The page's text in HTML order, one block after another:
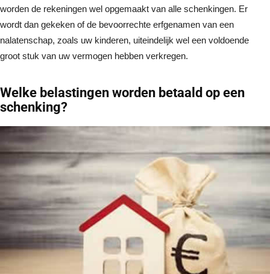
worden de rekeningen wel opgemaakt van alle schenkingen. Er
wordt dan gekeken of de bevoorrechte erfgenamen van een
nalatenschap, zoals uw kinderen, uiteindelijk wel een voldoende
groot stuk van uw vermogen hebben verkregen.
Welke belastingen worden betaald op een
schenking?